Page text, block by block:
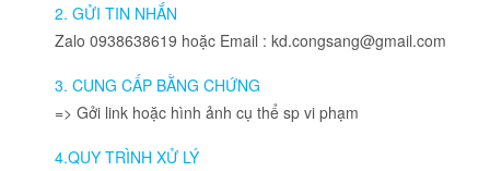
2. GỬI TIN NHẮN
Zalo 0938638619 hoặc Email : kd.congsang@gmail.com
3. CUNG CẤP BẰNG CHỨNG
=> Gởi link hoặc hình ảnh cụ thể sp vi phạm
4.QUY TRÌNH XỬ LÝ